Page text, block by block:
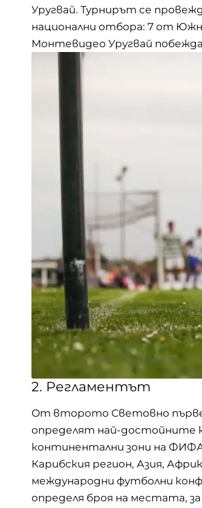
Уругвай. Турнирът се
национални отбора: 7 от
Монтевидео Уругвай
2. Регламентът
От второто Световно
определят най-достойните
континентални зони на
Карибския регион, Азия,
международни футболни
определя броя на местата,